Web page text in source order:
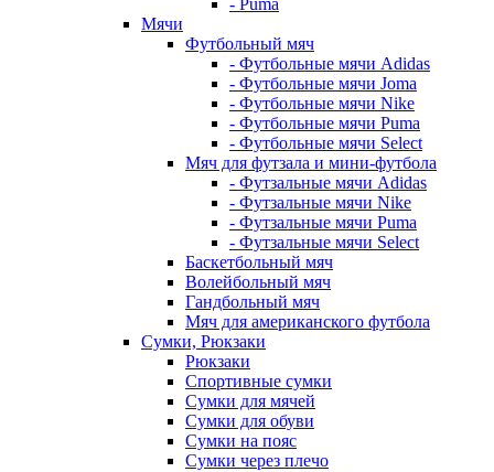
Мячи
Футбольный мяч
- Футбольные мячи Adidas
- Футбольные мячи Joma
- Футбольные мячи Nike
- Футбольные мячи Puma
- Футбольные мячи Select
Мяч для футзала и мини-футбола
- Футзальные мячи Adidas
- Футзальные мячи Nike
- Футзальные мячи Puma
- Футзальные мячи Select
Баскетбольный мяч
Волейбольный мяч
Гандбольный мяч
Мяч для американского футбола
Сумки, Рюкзаки
Рюкзаки
Спортивные сумки
Сумки для мячей
Сумки для обуви
Сумки на пояс
Сумки через плечо